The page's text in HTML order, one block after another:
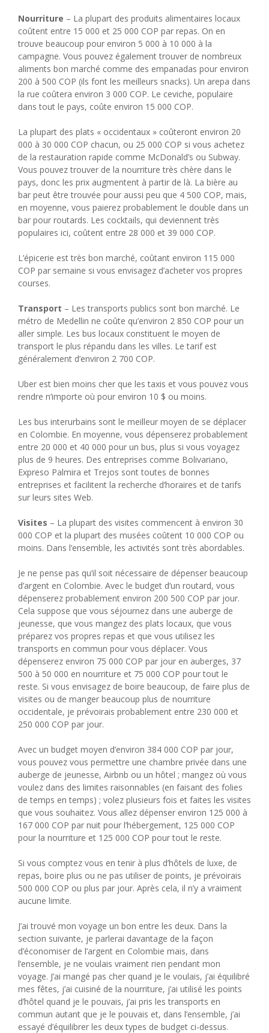
Nourriture – La plupart des produits alimentaires locaux
coûtent entre 15 000 et 25 000 COP par repas. On en
trouve beaucoup pour environ 5 000 à 10 000 à la
campagne. Vous pouvez également trouver de nombreux
aliments bon marché comme des empanadas pour environ
200 à 500 COP (ils font les meilleurs snacks). Un arepa dans
la rue coûtera environ 3 000 COP. Le ceviche, populaire
dans tout le pays, coûte environ 15 000 COP.
La plupart des plats « occidentaux » coûteront environ 20
000 à 30 000 COP chacun, ou 25 000 COP si vous achetez
de la restauration rapide comme McDonald’s ou Subway.
Vous pouvez trouver de la nourriture très chère dans le
pays, donc les prix augmentent à partir de là. La bière au
bar peut être trouvée pour aussi peu que 4 500 COP, mais,
en moyenne, vous paierez probablement le double dans un
bar pour routards. Les cocktails, qui deviennent très
populaires ici, coûtent entre 28 000 et 39 000 COP.
L’épicerie est très bon marché, coûtant environ 115 000
COP par semaine si vous envisagez d’acheter vos propres
courses.
Transport – Les transports publics sont bon marché. Le
métro de Medellin ne coûte qu’environ 2 850 COP pour un
aller simple. Les bus locaux constituent le moyen de
transport le plus répandu dans les villes. Le tarif est
généralement d’environ 2 700 COP.
Uber est bien moins cher que les taxis et vous pouvez vous
rendre n’importe où pour environ 10 $ ou moins.
Les bus interurbains sont le meilleur moyen de se déplacer
en Colombie. En moyenne, vous dépenserez probablement
entre 20 000 et 40 000 pour un bus, plus si vous voyagez
plus de 9 heures. Des entreprises comme Bolivariano,
Expreso Palmira et Trejos sont toutes de bonnes
entreprises et facilitent la recherche d’horaires et de tarifs
sur leurs sites Web.
Visites – La plupart des visites commencent à environ 30
000 COP et la plupart des musées coûtent 10 000 COP ou
moins. Dans l’ensemble, les activités sont très abordables.
Je ne pense pas qu’il soit nécessaire de dépenser beaucoup
d’argent en Colombie. Avec le budget d’un routard, vous
dépenserez probablement environ 200 500 COP par jour.
Cela suppose que vous séjournez dans une auberge de
jeunesse, que vous mangez des plats locaux, que vous
préparez vos propres repas et que vous utilisez les
transports en commun pour vous déplacer. Vous
dépenserez environ 75 000 COP par jour en auberges, 37
500 à 50 000 en nourriture et 75 000 COP pour tout le
reste. Si vous envisagez de boire beaucoup, de faire plus de
visites ou de manger beaucoup plus de nourriture
occidentale, je prévoirais probablement entre 230 000 et
250 000 COP par jour.
Avec un budget moyen d’environ 384 000 COP par jour,
vous pouvez vous permettre une chambre privée dans une
auberge de jeunesse, Airbnb ou un hôtel ; mangez où vous
voulez dans des limites raisonnables (en faisant des folies
de temps en temps) ; volez plusieurs fois et faites les visites
que vous souhaitez. Vous allez dépenser environ 125 000 à
167 000 COP par nuit pour l’hébergement, 125 000 COP
pour la nourriture et 125 000 COP pour tout le reste.
Si vous comptez vous en tenir à plus d’hôtels de luxe, de
repas, boire plus ou ne pas utiliser de points, je prévoirais
500 000 COP ou plus par jour. Après cela, il n’y a vraiment
aucune limite.
J’ai trouvé mon voyage un bon entre les deux. Dans la
section suivante, je parlerai davantage de la façon
d’économiser de l’argent en Colombie mais, dans
l’ensemble, je ne voulais vraiment rien pendant mon
voyage. J’ai mangé pas cher quand je le voulais, j’ai équilibré
mes fêtes, j’ai cuisiné de la nourriture, j’ai utilisé les points
d’hôtel quand je le pouvais, j’ai pris les transports en
commun autant que je le pouvais et, dans l’ensemble, j’ai
essayé d’équilibrer les deux types de budget ci-dessus.